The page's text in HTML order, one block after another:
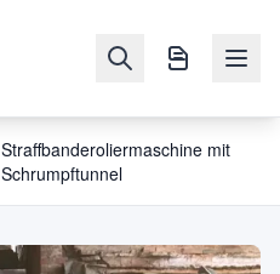
Straffbanderoliermaschine mit
Schrumpftunnel